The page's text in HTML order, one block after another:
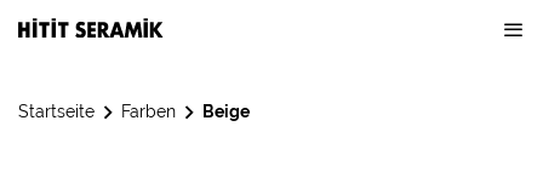
Startseite Farben Beige